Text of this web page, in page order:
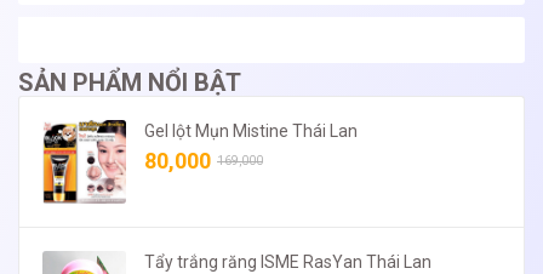
SẢN PHẨM NỔI BẬT
Gel lột Mụn Mistine Thái Lan
80,000 169,000
Tẩy trắng răng ISME RasYan Thái Lan